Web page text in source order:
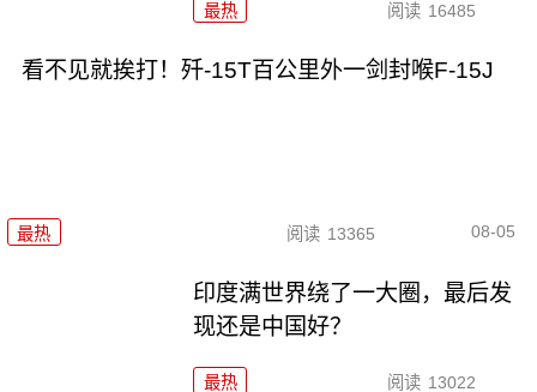
最热 阅读 16485
看不见就挨打！歼-15T百公里外一剑封喉F-15J
最热 阅读 13365 08-05
印度满世界绕了一大圈，最后发
现还是中国好？
最热 阅读 13022